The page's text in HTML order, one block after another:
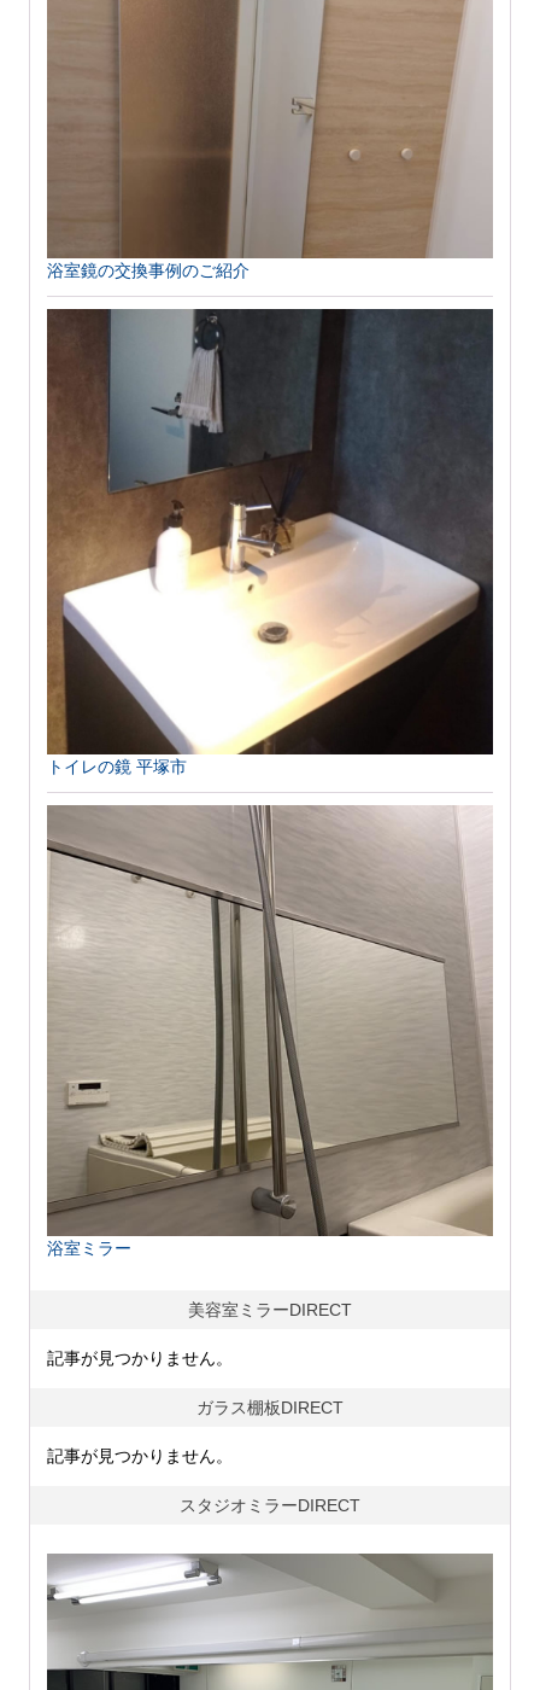
浴室鏡の交換事例のご紹介
トイレの鏡 平塚市
浴室ミラー
美容室ミラーDIRECT
記事が見つかりません。
ガラス棚板DIRECT
記事が見つかりません。
スタジオミラーDIRECT